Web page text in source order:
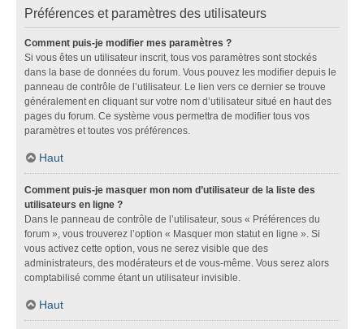
Préférences et paramètres des utilisateurs
Comment puis-je modifier mes paramètres ?
Si vous êtes un utilisateur inscrit, tous vos paramètres sont stockés
dans la base de données du forum. Vous pouvez les modifier depuis le
panneau de contrôle de l’utilisateur. Le lien vers ce dernier se trouve
généralement en cliquant sur votre nom d’utilisateur situé en haut des
pages du forum. Ce système vous permettra de modifier tous vos
paramètres et toutes vos préférences.
Haut
Comment puis-je masquer mon nom d’utilisateur de la liste des
utilisateurs en ligne ?
Dans le panneau de contrôle de l’utilisateur, sous « Préférences du
forum », vous trouverez l’option « Masquer mon statut en ligne ». Si
vous activez cette option, vous ne serez visible que des
administrateurs, des modérateurs et de vous-même. Vous serez alors
comptabilisé comme étant un utilisateur invisible.
Haut